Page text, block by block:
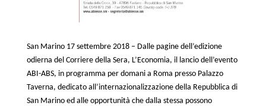
San Marino 17 settembre 2018 – Dalle pagine dell’edizione
odierna del Corriere della Sera, L’Economia, il lancio dell’evento
ABI-ABS, in programma per domani a Roma presso Palazzo
Taverna, dedicato all’internazionalizzazione della Repubblica di
San Marino ed alle opportunità che dalla stessa possono